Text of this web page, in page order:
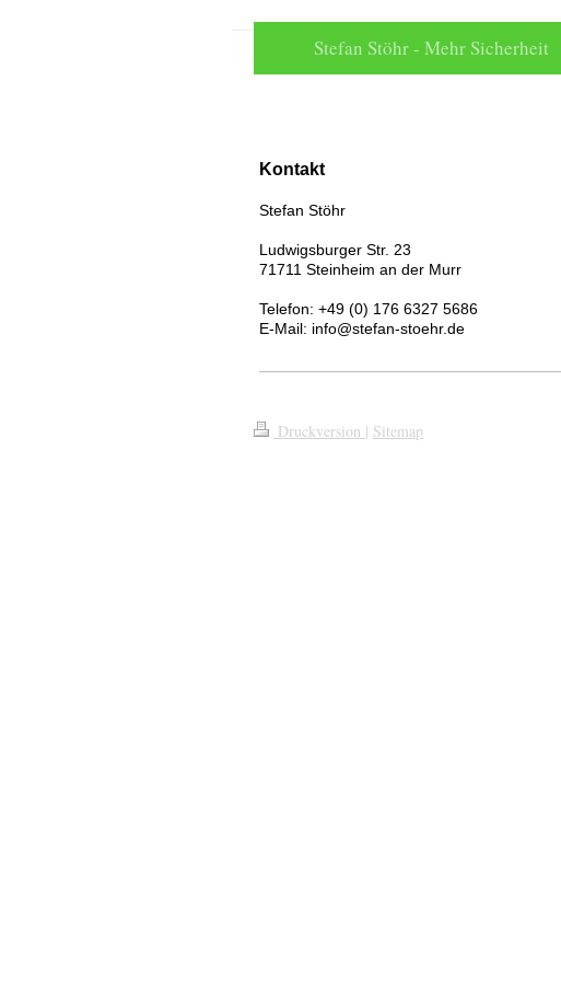
Stefan Stöhr - Mehr Sicherheit
Kontakt
Stefan Stöhr
Ludwigsburger Str. 23
71711 Steinheim an der Murr
Telefon: +49 (0) 176 6327 5686
E-Mail: info@stefan-stoehr.de
Druckversion | Sitemap